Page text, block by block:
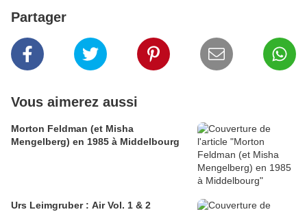
Partager
Vous aimerez aussi
Morton Feldman (et Misha
Mengelberg) en 1985 à Middelbourg
Urs Leimgruber : Air Vol. 1 & 2